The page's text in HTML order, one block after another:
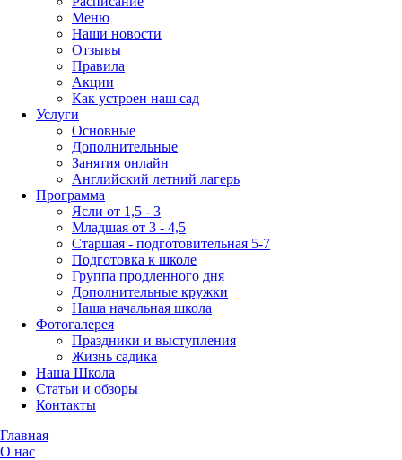
Меню
Наши новости
Отзывы
Правила
Акции
Как устроен наш сад
Услуги
Основные
Дополнительные
Занятия онлайн
Английский летний лагерь
Программа
Ясли от 1,5 - 3
Младшая от 3 - 4,5
Старшая - подготовительная 5-7
Подготовка к школе
Группа продленного дня
Дополнительные кружки
Наша начальная школа
Фотогалерея
Праздники и выступления
Жизнь садика
Наша Школа
Статьи и обзоры
Контакты
Главная
О нас